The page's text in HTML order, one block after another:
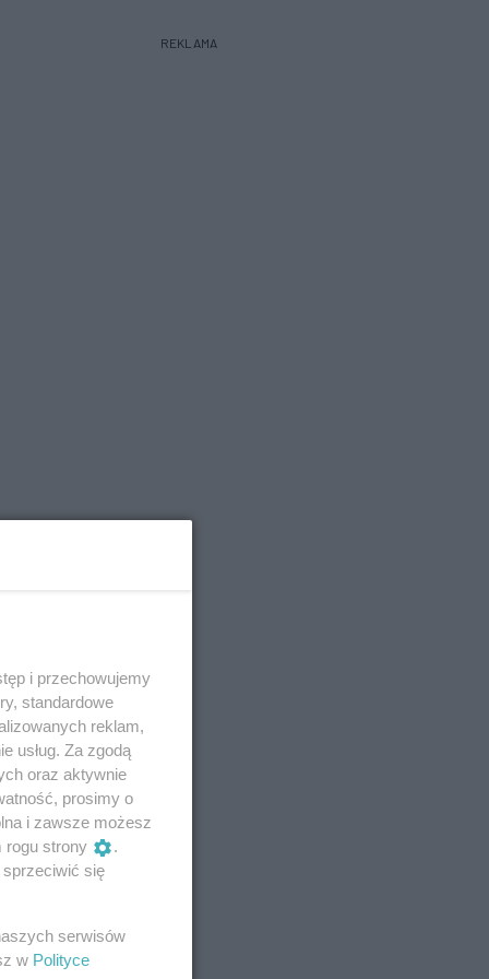
REKLAMA
i przechowujemy
standardowe
reklam,
usług. Za zgodą
oraz aktywnie
prosimy o
i zawsze możesz
rogu strony
.
się
serwisów
w Polityce